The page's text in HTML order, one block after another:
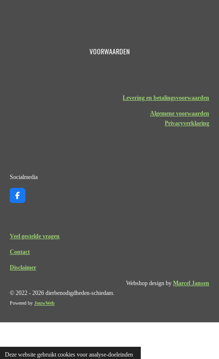
Deze website gebruikt cookies voor analyse-doeleinden
VOORWAARDEN
Levering en betalingsvoorwaarden
Algemene voorwaarden
Privacyverklaring
Socialmedia
F
a
o
Veel gestelde vragen
Contact
Disclaimer
Webshop design by Marcel Jansen
© 2022 - 2026 dierbenodigdheden-schiedam.
Powered by JouwWeb